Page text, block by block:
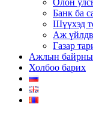
Олон
Банк ба
Шүүхэд
Аж
Газар
Ажлын
Холбоо барих